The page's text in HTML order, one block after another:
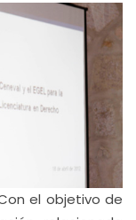
el objetivo de